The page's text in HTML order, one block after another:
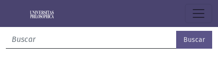
Buscar